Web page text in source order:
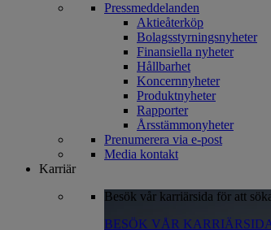
Pressmeddelanden
Aktieåterköp
Bolagsstyrningsnyheter
Finansiella nyheter
Hållbarhet
Koncernnyheter
Produktnyheter
Rapporter
Årsstämmonyheter
Prenumerera via e-post
Media kontakt
Karriär
Besök vår karriärsida för att
BESÖK VÅR